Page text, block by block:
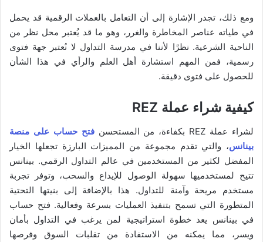
ومع ذلك، تجدر الإشارة إلى أن التعامل بالعملات الرقمية قد يحمل
في طياته عناصر المخاطرة والغرر، وهو ما قد يُعتبر محل نظر من
الناحية الشرعية. نظرًا لأننا في مدرسة التداول لا نُعتبر جهة فتوى
رسمية، فمن المهم استشارة أهل العلم والرأي في هذا الشأن
للحصول على فتوى دقيقة.
كيفية شراء عملة REZ
لشراء عملة REZ بكفاءة، من المستحسن
فتح حساب على منصة
بينانس، والتي تقدم مجموعة من المميزات البارزة تجعلها الخيار
المفضل لكثير من المستخدمين في عالم التداول الرقمي. بينانس
تتيح لمستخدميها سهولة الوصول للإيداع والسحب، وتوفر تجربة
مستخدم مريحة وآمنة للتداول. هذا بالإضافة إلى بنيتها التحتية
المتطورة التي تسمح بتنفيذ العمليات بسرعة وفعالية. فتح حساب
في بينانس يعد خطوة استراتيجية لمن يرغب في التداول بأمان
ويسر، مما يمكنه من الاستفادة من تقلبات السوق وفرصها